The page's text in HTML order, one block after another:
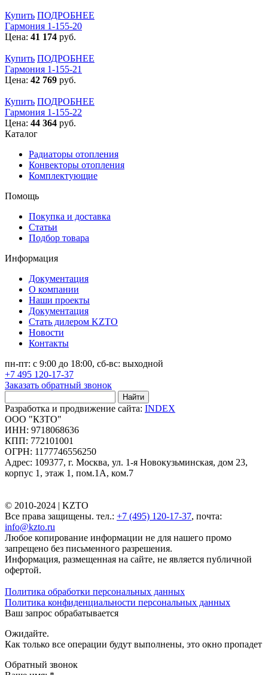
Купить ПОДРОБНЕЕ
Гармония 1-155-20
Цена: 41 174 руб.
Купить ПОДРОБНЕЕ
Гармония 1-155-21
Цена: 42 769 руб.
Купить ПОДРОБНЕЕ
Гармония 1-155-22
Цена: 44 364 руб.
Каталог
Радиаторы отопления
Конвекторы отопления
Комплектующие
Помощь
Покупка и доставка
Статьи
Подбор товара
Информация
Документация
О компании
Наши проекты
Документация
Стать дилером KZTO
Новости
Контакты
пн-пт: с 9:00 до 18:00, сб-вс: выходной
+7 495 120-17-37
Заказать обратный звонок
Найти
Разработка и продвижение сайта: INDEX
ООО "КЗТО"
ИНН: 9718068636
КПП: 772101001
ОГРН: 1177746556250
Адрес: 109377, г. Москва, ул. 1-я Новокузьминская, дом 23,
корпус 1, этаж 1, пом.1А, ком.7
© 2010-2024 | KZTO
Все права защищены. тел.: +7 (495) 120-17-37, почта:
info@kzto.ru
Любое копирование информации не для нашего промо
запрещено без письменного разрешения.
Информация, размещенная на сайте, не является публичной
офертой.
Политика обработки персональных данных
Политика конфиденциальности персональных данных
Ваш запрос обрабатывается
Ожидайте.
Как только все операции будут выполнены, это окно пропадет
Обратный звонок